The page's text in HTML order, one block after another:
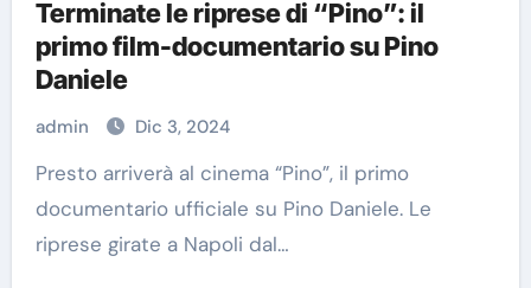
Terminate le riprese di “Pino”: il
primo film-documentario su Pino
Daniele
admin Dic 3, 2024
Presto arriverà al cinema “Pino”, il primo
documentario ufficiale su Pino Daniele. Le
riprese girate a Napoli dal…